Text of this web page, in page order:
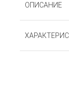
ОПИСАНИЕ
Футболка